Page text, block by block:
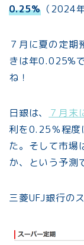
0.25% （2024
７月に夏の定期
きは年0.025%
ね！
日銀は、 ７月末
利を0.25％程度
た。そして市場
か、という予測
三菱UFJ銀行の